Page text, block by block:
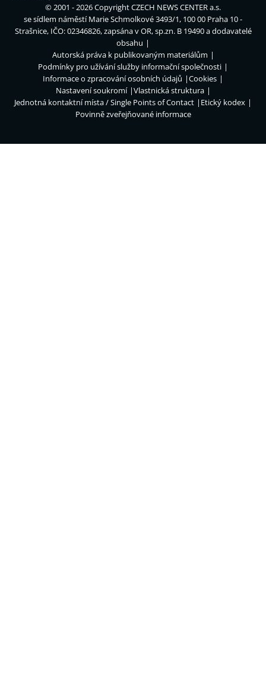
© 2001 - 2026 CopyrightCZECH NEWS CENTER a.s.
se sídlem náměstí Marie Schmolkové 3493/1, 100 00 Praha 10 -
Strašnice, IČO: 02346826, zapsána v OR, sp.zn. B 19490 a dodavatelé
obsahu
Autorská práva k publikovaným materiálům
Podmínky pro užívání služby informační společnosti
Informace o zpracování osobních údajů
Cookies
Nastavení soukromí
Vlastnická struktura
Jednotná kontaktní místa / Single Points of Contact
Etický kodex
Povinně zveřejňované informace